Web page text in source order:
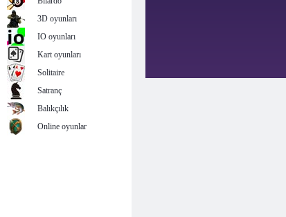
3D oyunları
IO oyunları
Kart oyunları
Solitaire
Satranç
Balıkçılık
Online oyunlar